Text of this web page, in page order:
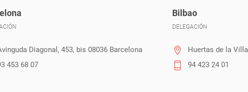
Diagonal, 453, bis 08036 Barcelona
453 68 07
Bilbao
DELEGACIÓN
Huertas de la
94 423 24 01